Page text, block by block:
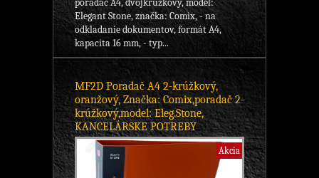
poradač A4, dvojkrúžkový, model:
Elegant Stone, značka: Comix, - na
odkladanie dokumentov, formát A4,
kapacita 16 mm, - typ...
MF2D Poradač A4 2-krúžkový,
oranžový, Značka: Comix,poradač 2-
krúžkový,model: Eleg.Stone,
KANCELÁRSKE POTREBY
Akcia